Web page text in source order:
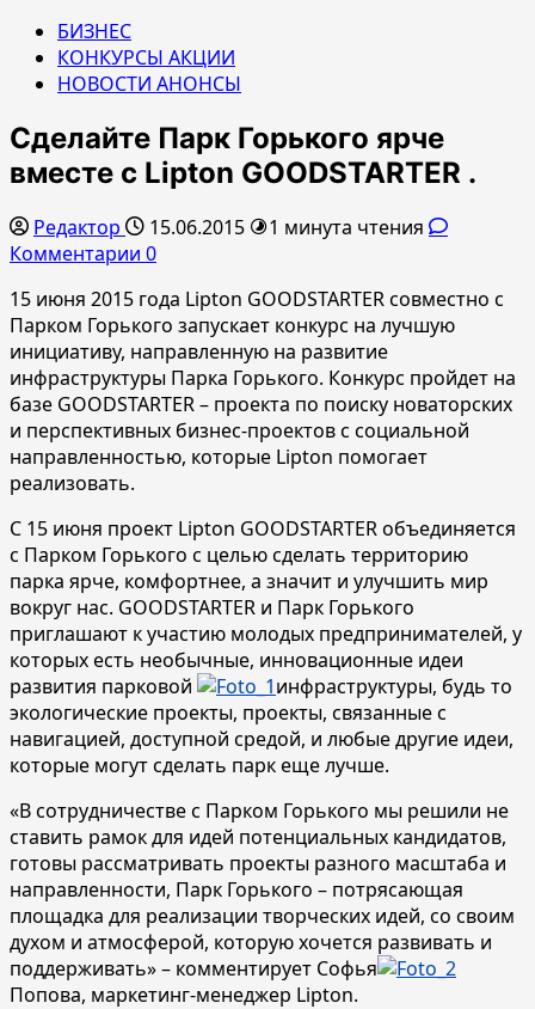
БИЗНЕС
КОНКУРСЫ АКЦИИ
НОВОСТИ АНОНСЫ
Сделайте Парк Горького ярче
вместе с Lipton GOODSTARTER .
Редактор 15.06.2015
1 минута чтения
Комментарии 0
15 июня 2015 года Lipton GOODSTARTER совместно с
Парком Горького запускает конкурс на лучшую
инициативу, направленную на развитие
инфраструктуры Парка Горького. Конкурс пройдет на
базе GOODSTARTER – проекта по поиску новаторских
и перспективных бизнес-проектов с социальной
направленностью, которые Lipton помогает
реализовать.
С 15 июня проект Lipton GOODSTARTER объединяется
с Парком Горького с целью сделать территорию
парка ярче, комфортнее, а значит и улучшить мир
вокруг нас. GOODSTARTER и Парк Горького
приглашают к участию молодых предпринимателей, у
которых есть необычные, инновационные идеи
развития парковой
инфраструктуры, будь то
экологические проекты, проекты, связанные с
навигацией, доступной средой, и любые другие идеи,
которые могут сделать парк еще лучше.
«В сотрудничестве с Парком Горького мы решили не
ставить рамок для идей потенциальных кандидатов,
готовы рассматривать проекты разного масштаба и
направленности, Парк Горького – потрясающая
площадка для реализации творческих идей, со своим
духом и атмосферой, которую хочется развивать и
поддерживать» – комментирует Софья
Попова, маркетинг-менеджер Lipton.